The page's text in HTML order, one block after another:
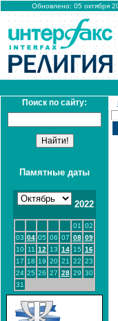
Обновлено: 05 октября
Поиск по сайту:
Памятные даты
2022
01
02
03 04 05 06 07 08 09
10
11 12 13 14 15 16
17 18 19 20 21 22 23
24 25 26 27 28 29 30
31